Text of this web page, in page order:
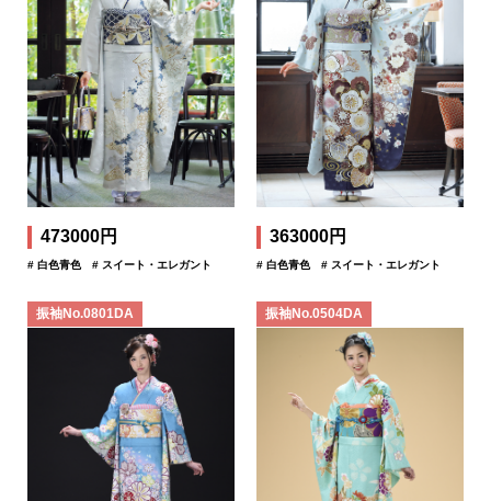
473000円
# 白色青色 # スイート・エレガント
363000円
# 白色青色 # スイート・エレガント
振袖No.0801DA 振袖No.0504DA